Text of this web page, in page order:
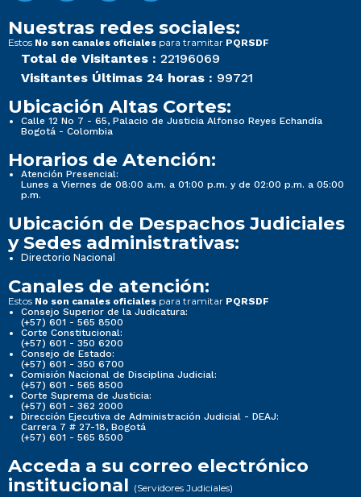
Nuestras redes sociales:
Estos No son canales oficiales para tramitar PQRSDF
Total de Visitantes : 22196069
Visitantes Últimas 24 horas : 99721
Ubicación Altas Cortes:
Calle 12 No 7 - 65, Palacio de Justicia Alfonso Reyes Echandía
Bogotá - Colombia
Horarios de Atención:
Atención Presencial:
Lunes a Viernes de 08:00 a.m. a 01:00 p.m. y de 02:00 p.m. a 05:00
p.m.
Ubicación de Despachos Judiciales
y Sedes administrativas:
Directorio Nacional
Canales de atención:
Estos No son canales oficiales para tramitar PQRSDF
Consejo Superior de la Judicatura:
(+57) 601 - 565 8500
Corte Constitucional:
(+57) 601 - 350 6200
Consejo de Estado:
(+57) 601 - 350 6700
Comisión Nacional de Disciplina Judicial:
(+57) 601 - 565 8500
Corte Suprema de Justicia:
(+57) 601 - 362 2000
Dirección Ejecutiva de Administración Judicial - DEAJ:
Carrera 7 # 27-18, Bogotá
(+57) 601 - 565 8500
Acceda a su correo electrónico
institucional (Servidores Judiciales)